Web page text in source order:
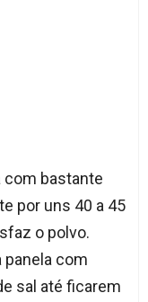
com bastante
por uns 40 a 45
o polvo.
panela com
sal até ficarem